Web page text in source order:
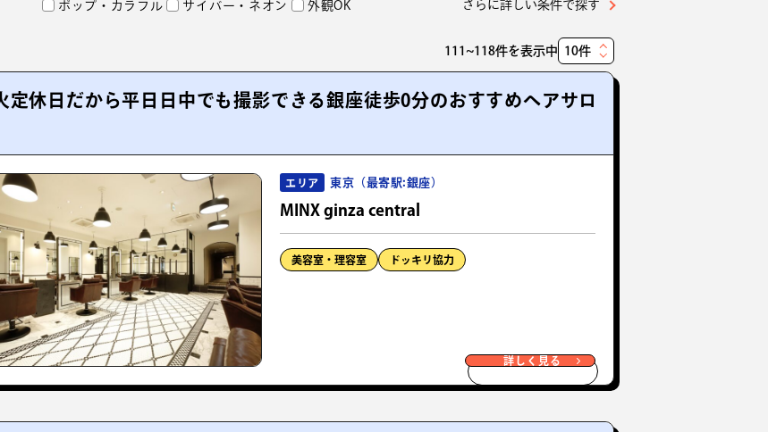
ポップ・カラフル
サイバー・ネオン 外観OK さらに詳しい条件で探す
111~118件を表示中
表
件
定休日だから平日日中でも撮影できる銀座徒歩0分のおすすめヘアサロ
エリア 東京（最寄駅:銀座）
MINX ginza central
美容室・理容室 ドッキリ協力
詳しく見る